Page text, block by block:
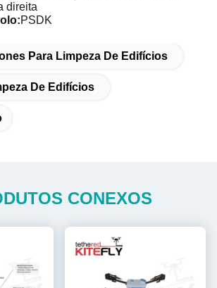
direita
PSDK
Para Limpeza De Edifícios
De Edifícios
CONEXOS